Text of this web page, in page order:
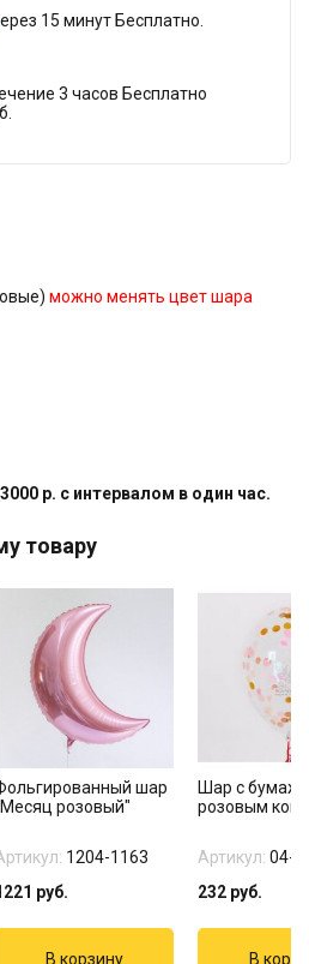
15 минут Бесплатно.
3 часов Бесплатно
можно менять цвет шара
р. с интервалом в один час.
товару
шар
розовый"
1204-1163
руб.
Шар с
розовым
Артикул: 04-
232 руб.